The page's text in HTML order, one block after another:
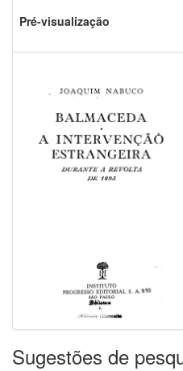
Pré-visualização
Sugestões de